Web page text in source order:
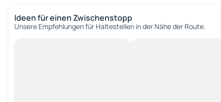
Ideen für einen Zwischenstopp
Unsere Empfehlungen für Haltestellen in der Nähe der Route.